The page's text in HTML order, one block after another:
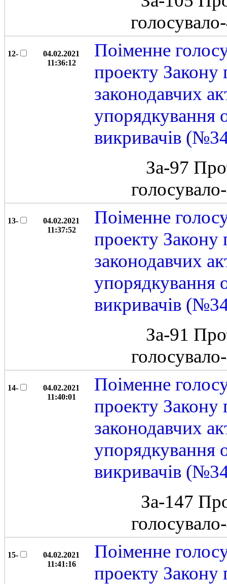
12-
04.02.2021
11:36:12
Поіменне
проекту Закону
законодавчих
упорядкування
викривачів
За-97
13-
04.02.2021
11:37:52
Поіменне
проекту Закону
законодавчих
упорядкування
викривачів
За-91
14-
04.02.2021
11:40:01
Поіменне
проекту Закону
законодавчих
упорядкування
викривачів
За-147
15-
04.02.2021
11:41:16
Поіменне
проекту Закону